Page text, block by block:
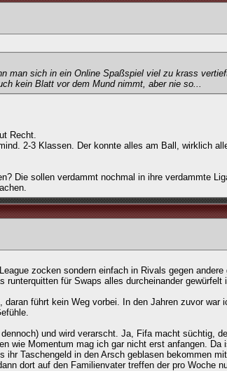
man sich in ein Online Spaßspiel viel zu krass
kein Blatt vor dem Mund nimmt, aber nie so...
Recht.
2-3 Klassen. Der konnte alles am Ball, wirklich
Die sollen verdammt nochmal in ihre verdammte
zocken sondern einfach in Rivals gegen andere
für Swaps alles durcheinander gewürfelt
führt kein Weg vorbei. In den Jahren zuvor war
und wird verarscht. Ja, Fifa macht süchtig,
wie Momentum mag ich gar nicht erst anfangen. Da
ihr Taschengeld in den Arsch geblasen bekommen
dort auf den Familienvater treffen der pro Woche